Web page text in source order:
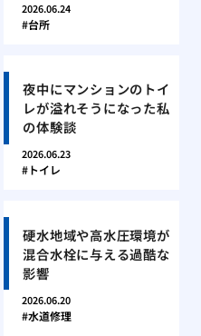
2026.06.24
台所
夜中にマンションのトイ
レが溢れそうになった私
の体験談
2026.06.23
トイレ
硬水地域や高水圧環境が
混合水栓に与える過酷な
影響
2026.06.20
水道修理